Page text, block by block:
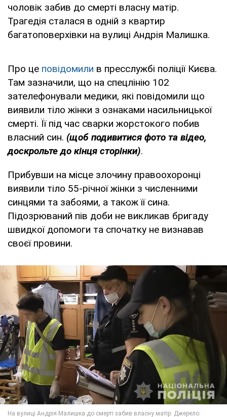
чоловік забив до смерті власну матір.
Трагедія сталася в одній з квартир
багатоповерхівки на вулиці Андрія Малишка.
Про це повідомили в пресслужбі поліції Києва.
Там зазначили, що на спецлінію 102
зателефонували медики, які повідомили що
виявили тіло жінки з ознаками насильницької
смерті. Її під час сварки жорстокого побив
власний син. (щоб подивитися фото та відео,
доскрольте до кінця сторінки).
Прибувши на місце злочину правоохоронці
виявили тіло 55-річної жінки з численними
синцями та забоями, а також її сина.
Підозрюваний пів доби не викликав бригаду
швидкої допомоги та спочатку не визнавав
своєї провини.